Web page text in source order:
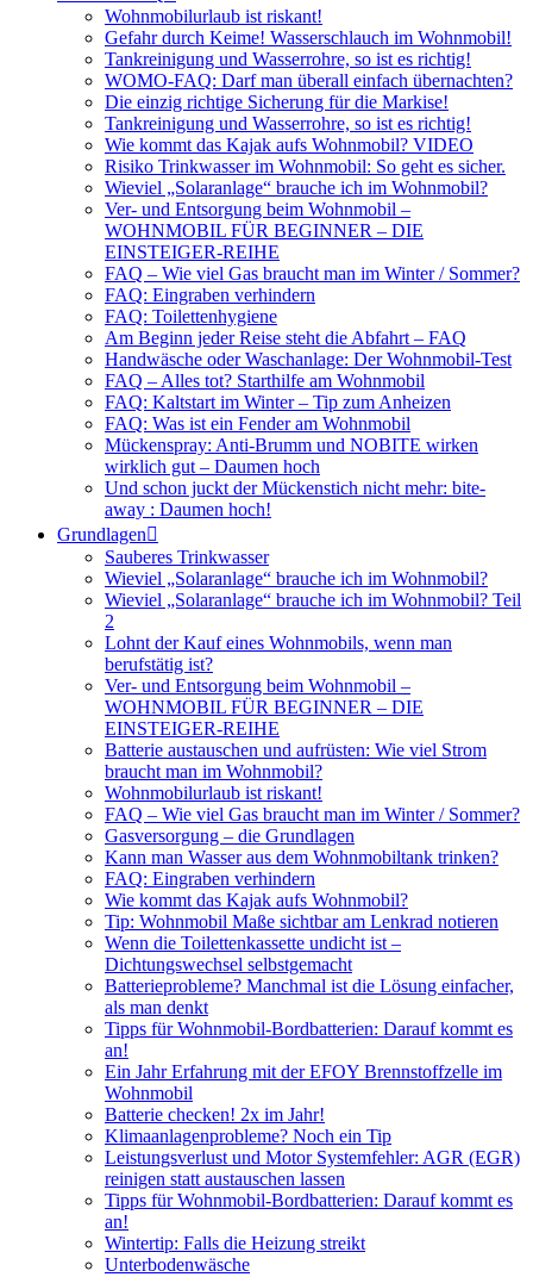
Wohnmobilurlaub ist riskant!
Gefahr durch Keime! Wasserschlauch im Wohnmobil!
Tankreinigung und Wasserrohre, so ist es richtig!
WOMO-FAQ: Darf man überall einfach übernachten?
Die einzig richtige Sicherung für die Markise!
Tankreinigung und Wasserrohre, so ist es richtig!
Wie kommt das Kajak aufs Wohnmobil? VIDEO
Risiko Trinkwasser im Wohnmobil: So geht es sicher.
Wieviel „Solaranlage“ brauche ich im Wohnmobil?
Ver- und Entsorgung beim Wohnmobil –
WOHNMOBIL FÜR BEGINNER – DIE
EINSTEIGER-REIHE
FAQ – Wie viel Gas braucht man im Winter / Sommer?
FAQ: Eingraben verhindern
FAQ: Toilettenhygiene
Am Beginn jeder Reise steht die Abfahrt – FAQ
Handwäsche oder Waschanlage: Der Wohnmobil-Test
FAQ – Alles tot? Starthilfe am Wohnmobil
FAQ: Kaltstart im Winter – Tip zum Anheizen
FAQ: Was ist ein Fender am Wohnmobil
Mückenspray: Anti-Brumm und NOBITE wirken
wirklich gut – Daumen hoch
Und schon juckt der Mückenstich nicht mehr: bite-
away : Daumen hoch!
Grundlagen
Sauberes Trinkwasser
Wieviel „Solaranlage“ brauche ich im Wohnmobil?
Wieviel „Solaranlage“ brauche ich im Wohnmobil? Teil
2
Lohnt der Kauf eines Wohnmobils, wenn man
berufstätig ist?
Ver- und Entsorgung beim Wohnmobil –
WOHNMOBIL FÜR BEGINNER – DIE
EINSTEIGER-REIHE
Batterie austauschen und aufrüsten: Wie viel Strom
braucht man im Wohnmobil?
Wohnmobilurlaub ist riskant!
FAQ – Wie viel Gas braucht man im Winter / Sommer?
Gasversorgung – die Grundlagen
Kann man Wasser aus dem Wohnmobiltank trinken?
FAQ: Eingraben verhindern
Wie kommt das Kajak aufs Wohnmobil?
Tip: Wohnmobil Maße sichtbar am Lenkrad notieren
Wenn die Toilettenkassette undicht ist –
Dichtungswechsel selbstgemacht
Batterieprobleme? Manchmal ist die Lösung einfacher,
als man denkt
Tipps für Wohnmobil-Bordbatterien: Darauf kommt es
an!
Ein Jahr Erfahrung mit der EFOY Brennstoffzelle im
Wohnmobil
Batterie checken! 2x im Jahr!
Klimaanlagenprobleme? Noch ein Tip
Leistungsverlust und Motor Systemfehler: AGR (EGR)
reinigen statt austauschen lassen
Tipps für Wohnmobil-Bordbatterien: Darauf kommt es
an!
Wintertip: Falls die Heizung streikt
Unterbodenwäsche